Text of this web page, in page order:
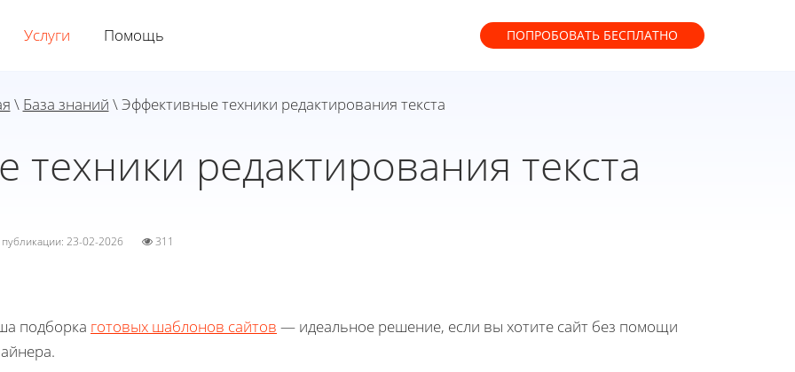
Услуги Помощь ПОПРОБОВАТЬ БЕСПЛАТНО
\ База знаний \ Эффективные техники редактирования текста
редактирования текста
публикации: 23-02-2026 311
подборка готовых шаблонов сайтов — идеальное решение, если вы хотите сайт без помощи